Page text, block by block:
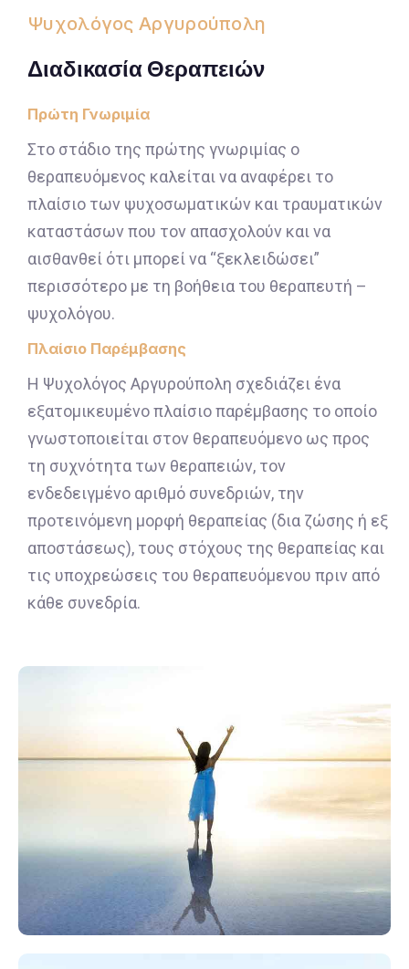
Ψυχολόγος Αργυρούπολη
Διαδικασία Θεραπειών
Πρώτη Γνωριμία
Στο στάδιο της πρώτης γνωριμίας ο
θεραπευόμενος καλείται να αναφέρει το
πλαίσιο των ψυχοσωματικών και τραυματικών
καταστάσων που τον απασχολούν και να
αισθανθεί ότι μπορεί να “ξεκλειδώσει”
περισσότερο με τη βοήθεια του θεραπευτή –
ψυχολόγου.
Πλαίσιο Παρέμβασης
Η Ψυχολόγος Αργυρούπολη σχεδιάζει ένα
εξατομικευμένο πλαίσιο παρέμβασης το οποίο
γνωστοποιείται στον θεραπευόμενο ως προς
τη συχνότητα των θεραπειών, τον
ενδεδειγμένο αριθμό συνεδριών, την
προτεινόμενη μορφή θεραπείας (δια ζώσης ή εξ
αποστάσεως), τους στόχους της θεραπείας και
τις υποχρεώσεις του θεραπευόμενου πριν από
κάθε συνεδρία.